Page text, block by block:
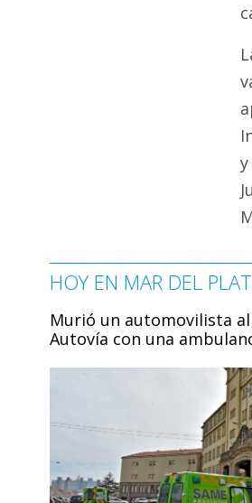
HOY EN MAR DEL
Murió un automovilista
Autovía con una